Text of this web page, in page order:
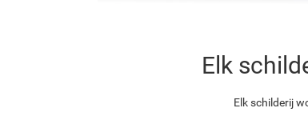
Elk
Elk schilderij